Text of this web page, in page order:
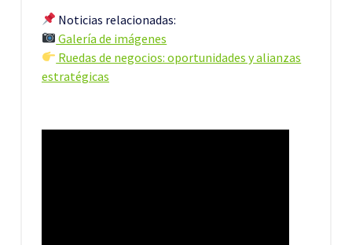
Noticias relacionadas:
Galería de imágenes
Ruedas de negocios: oportunidades y alianzas
estratégicas